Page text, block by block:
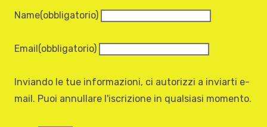
Name(obbligatorio)
Email(obbligatorio)
Inviando le tue informazioni, ci autorizzi a inviarti e-
mail. Puoi annullare l'iscrizione in qualsiasi momento.